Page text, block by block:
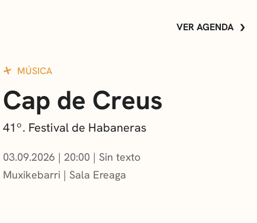
VER AGENDA
MÚSICA
Cap de Creus
41º. Festival de Habaneras
03.09.2026 | 20:00
Sin texto
Muxikebarri | Sala Ereaga